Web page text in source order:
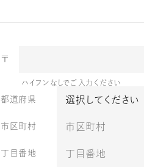
〒
ハイフンなしでご入力ください
都道府県
市区町村
丁目番地